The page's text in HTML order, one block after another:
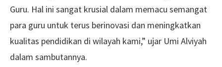
Guru. Hal ini sangat krusial dalam memacu semangat
para guru untuk terus berinovasi dan meningkatkan
kualitas pendidikan di wilayah kami,” ujar Umi Alviyah
dalam sambutannya.